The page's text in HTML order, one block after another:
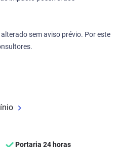
sem aviso prévio. Por este
Portaria 24 horas